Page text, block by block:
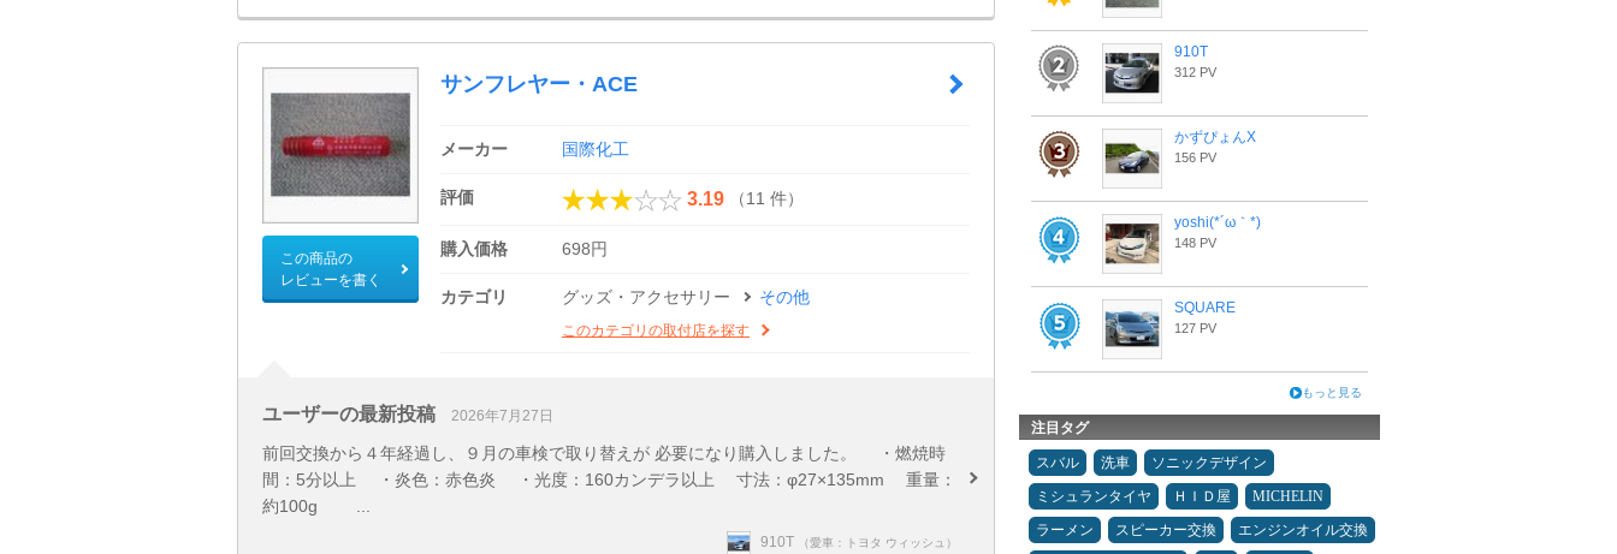
この商品の
レビューを書く
サンフレヤー・ACE
メーカー 国際化工
評価 3.19 （11 件）
購入価格 698円
カテゴリ グッズ・アクセサリー その他
このカテゴリの取付店を探す
ユーザーの最新投稿 2026年7月27日
前回交換から４年経過し、９月の車検で取り替えが 必要になり購入しました。 ・燃焼時
間：5分以上 ・炎色：赤色炎 ・光度：160カンデラ以上 寸法：φ27×135mm 重量：
約100g ...
910T （愛車：トヨタ ウィッシュ）
910T
312 PV
かずぴょんX
156 PV
yoshi(*´ω｀*)
148 PV
SQUARE
127 PV
もっと見る
注目タグ
スバル 洗車
ソニックデザイン
ミシュランタイヤ
ＨＩＤ屋
MICHELIN
ラーメン
スピーカー交換
エンジンオイル交換